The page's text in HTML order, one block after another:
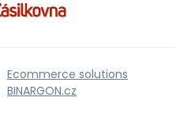
Ecommerce solutions
BINARGON.cz